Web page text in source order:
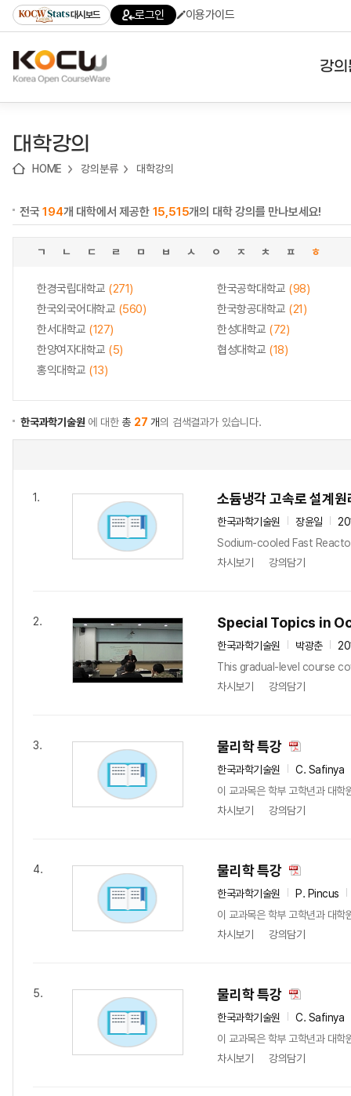
기
기
기
content)
가
대시보드 로그인 이용가이드
강
대학강의
HOME 강의분류 대학강의
전국194개 대학에서 제공한 15,515개의 대학 강의를 만나보세요!
ㄱ ㄴ ㄷ ㄹ ㅁ ㅂ ㅅ ㅇ ㅈ ㅊ ㅍ ㅎ
한경국립대학교 (271) 한국공학대학교 (98)
한국외국어대학교 (560) 한국항공대학교 (21)
한서대학교 (127) 한성대학교 (72)
한양여자대학교 (5) 협성대학교 (18)
홍익대학교 (13)
한국과학기술원 에 대한총 27 개의 검색결과가 있습니다.
1. 소듐냉각 고속로 설계원
한국과학기술원 장윤일
Sodium-cooled Fast
차시보기
강의담기
2. Special Topics in
한국과학기술원 박광춘
This gradual-level course
차시보기
강의담기
3. 물리학 특강
한국과학기술원
C. Safinya
이 교과목은 학부 고학년과 대학
차시보기
강의담기
4. 물리학 특강
한국과학기술원
P. Pincus
이 교과목은 학부 고학년과 대학
차시보기
강의담기
5. 물리학 특강
한국과학기술원
C. Safinya
이 교과목은 학부 고학년과 대학
차시보기
강의담기